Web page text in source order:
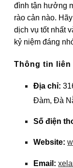
đình tận hưởng
rào cản nào.
dịch vụ tốt nhất
kỷ niệm đáng
Thông tin liên
Địa chỉ:
Đàm, Đà
Số điện
Website:
Email: